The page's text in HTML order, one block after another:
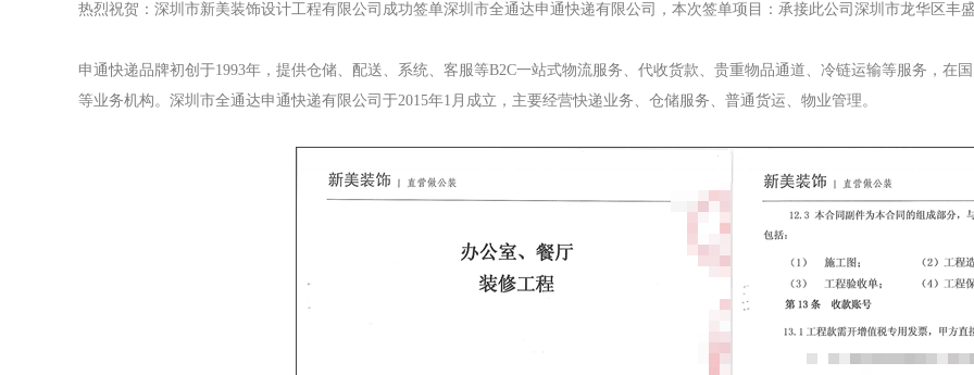
热烈祝贺：深圳市新美装饰设计工程有限公司成功签单深圳市全通达申通快递有限公司，本次签单项目：承接此公司深圳市龙华区丰
申通快递品牌初创于1993年，提供仓储、配送、系统、客服等B2C一站式物流服务、代收货款、贵重物品通道、冷链运输等服务，在
等业务机构。深圳市全通达申通快递有限公司于2015年1月成立，主要经营快递业务、仓储服务、普通货运、物业管理。